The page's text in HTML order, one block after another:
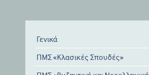
Γενικά
ΠΜΣ «Κλασικές Σπουδές»